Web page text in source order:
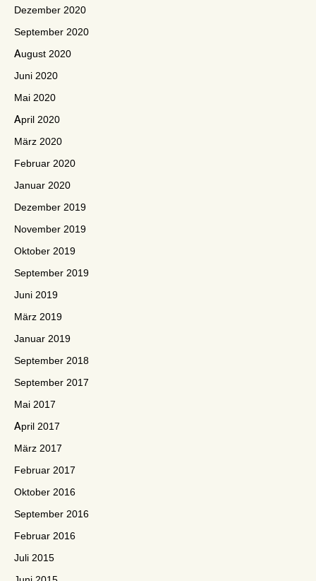
Dezember 2020
September 2020
August 2020
Juni 2020
Mai 2020
April 2020
März 2020
Februar 2020
Januar 2020
Dezember 2019
November 2019
Oktober 2019
September 2019
Juni 2019
März 2019
Januar 2019
September 2018
September 2017
Mai 2017
April 2017
März 2017
Februar 2017
Oktober 2016
September 2016
Februar 2016
Juli 2015